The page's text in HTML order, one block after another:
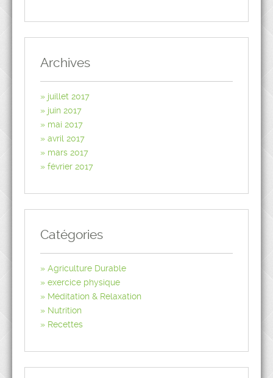
Archives
juillet 2017
juin 2017
mai 2017
avril 2017
mars 2017
février 2017
Catégories
Agriculture Durable
exercice physique
Méditation & Relaxation
Nutrition
Recettes